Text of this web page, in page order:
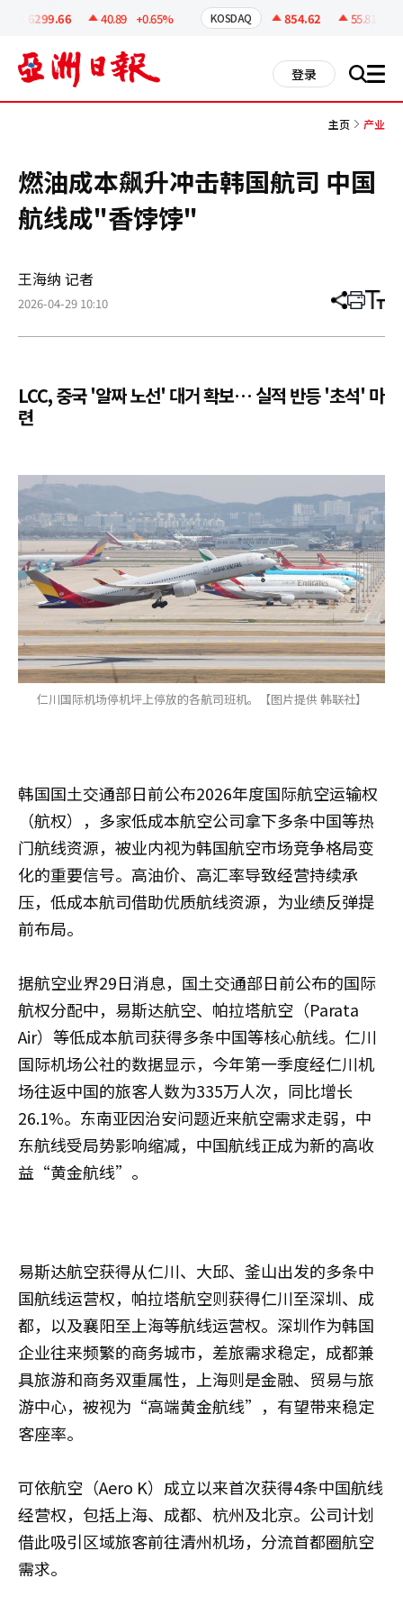
6299.66 40.89 +0.65% KOSDAQ 854.62 55.81
登录 搜 all
主页 产业
燃油成本飙升冲击韩国航司 中国
航线成"香饽饽"
王海纳 记者
2026-04-29 10:10 分
章
打 调
小
LCC, 중국 '알짜 노선' 대거 확보… 실적 반등 '초석' 마
련
仁川国际机场停机坪上停放的各航司班机。【图片提供 韩联社】
韩国国土交通部日前公布2026年度国际航空运输权
（航权），多家低成本航空公司拿下多条中国等热
门航线资源，被业内视为韩国航空市场竞争格局变
化的重要信号。高油价、高汇率导致经营持续承
压，低成本航司借助优质航线资源，为业绩反弹提
前布局。
据航空业界29日消息，国土交通部日前公布的国际
航权分配中，易斯达航空、帕拉塔航空（‌Parata
Air）等低成本航司获得多条中国等核心航线。仁川
国际机场公社的数据显示，今年第一季度经仁川机
场往返中国的旅客人数为335万人次，同比增长
26.1%。东南亚因治安问题近来航空需求走弱，中
东航线受局势影响缩减，中国航线正成为新的高收
益“黄金航线”。
易斯达航空获得从仁川、大邱、釜山出发的多条中
国航线运营权，帕拉塔航空则获得仁川至深圳、成
都，以及襄阳至上海等航线运营权。深圳作为韩国
企业往来频繁的商务城市，差旅需求稳定，成都兼
具旅游和商务双重属性，上海则是金融、贸易与旅
游中心，被视为“高端黄金航线”，有望带来稳定
客座率。
可依航空‌（Aero K）成立以来首次获得4条中国航线
经营权，包括上海、成都、杭州及北京。公司计划
借此吸引区域旅客前往清州机场，分流首都圈航空
需求。